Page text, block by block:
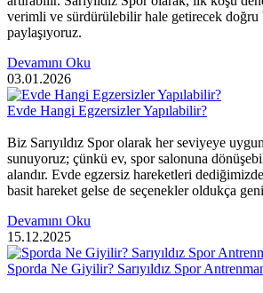
verimli ve sürdürülebilir hale getirecek
paylaşıyoruz.
Devamını Oku
03.01.2026
Evde Hangi Egzersizler Yapılabilir?
Biz Sarıyıldız Spor olarak her seviyeye
sunuyoruz; çünkü ev, spor salonuna
alandır. Evde egzersiz hareketleri
basit hareket gelse de seçenekler oldukça
Devamını Oku
15.12.2025
Sporda Ne Giyilir? Sarıyıldız Spor